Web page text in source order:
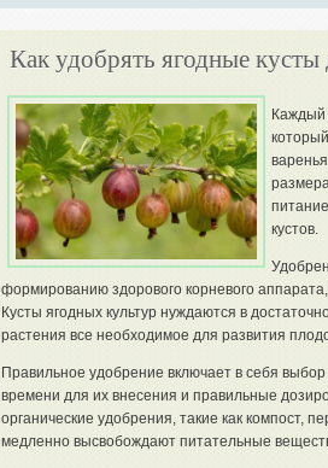
Как удобрять ягодные
Каждый
кустов.
формированию здорового корневого
Кусты ягодных культур нуждаются в
растения все необходимое для развития
Правильное удобрение включает в себя
времени для их внесения и правильные
органические удобрения, такие как компост,
медленно высвобождают питательные